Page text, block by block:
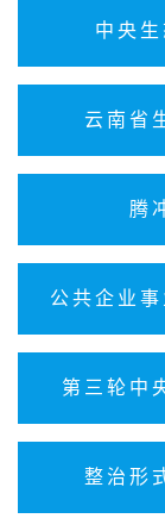
中央
云南省
腾
公共企业
第三轮中
整治形